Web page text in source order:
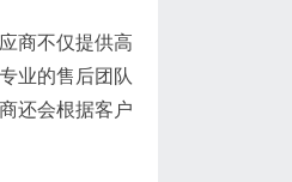
商不仅提供高
业的售后团队
还会根据客户